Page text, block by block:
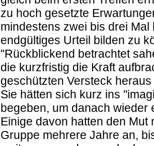
zu hoch gesetzte
mindestens zwei bis drei
endgültiges Urteil bilden zu
"Rückblickend betrachtet
die kurzfristig die Kraft
geschützten Versteck
Sie hätten sich kurz ins
begeben, um danach wieder
Einige davon hatten den
Gruppe mehrere Jahre an,